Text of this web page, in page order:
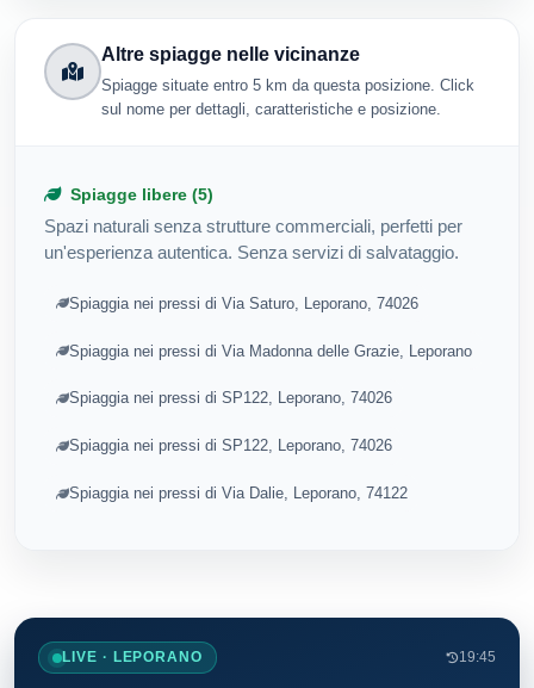
Altre spiagge nelle vicinanze
Spiagge situate entro 5 km da questa posizione. Click
sul nome per dettagli, caratteristiche e posizione.
Spiagge libere (5)
Spazi naturali senza strutture commerciali, perfetti per
un'esperienza autentica. Senza servizi di salvataggio.
Spiaggia nei pressi di Via Saturo, Leporano, 74026
Spiaggia nei pressi di Via Madonna delle Grazie, Leporano
Spiaggia nei pressi di SP122, Leporano, 74026
Spiaggia nei pressi di SP122, Leporano, 74026
Spiaggia nei pressi di Via Dalie, Leporano, 74122
LIVE · LEPORANO 19:45